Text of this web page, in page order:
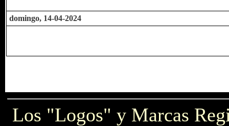
domingo, 14-04-2024
Los "Logos" y Marcas